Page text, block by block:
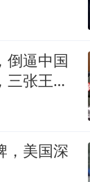
倒逼中国
三张王牌
，美国深